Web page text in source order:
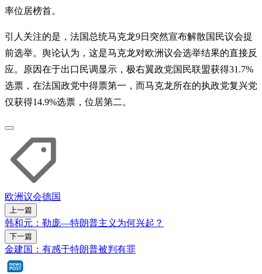
率位居榜首。
引人关注的是，法国总统马克龙9日突然宣布解散国民议会提
前选举。舆论认为，这是马克龙对欧洲议会选举结果的直接反
应。原因在于出口民调显示，极右翼政党国民联盟获得31.7%
选票，在法国政党中得票第一，而马克龙所在的执政党复兴党
仅获得14.9%选票，位居第二。
欧洲议会德国
上一篇
韩和元：勒庞—特朗普主义为何兴起？
下一篇
金建国：有感于特朗普被判有罪